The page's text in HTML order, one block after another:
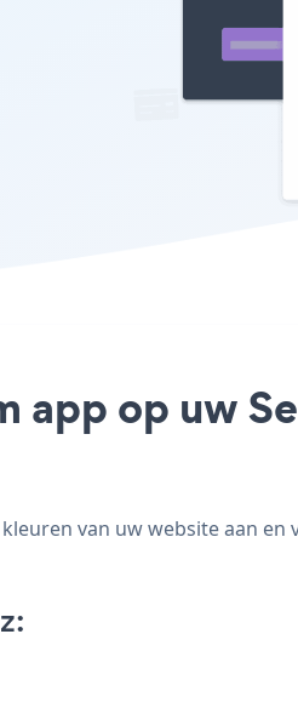
app op uw
van uw website aan